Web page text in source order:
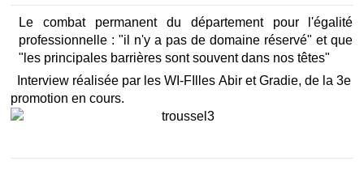
Le combat permanent du département pour l'égalité
professionnelle : "il n'y a pas de domaine réservé" et que
"les principales barrières sont souvent dans nos têtes"
Interview réalisée par les WI-FIlles Abir et Gradie, de la 3e
promotion en cours.